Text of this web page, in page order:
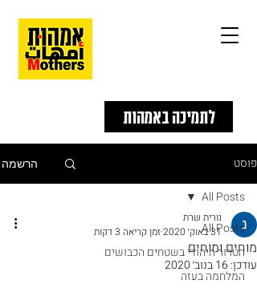
לתמיכה באמהות
פוסט הרשמה
All Posts
הטרור היהודי בשטחים הכבושים
המלחמה בעזה
All Posts
מוחים ומוחים
נורית שרת
31 באוק׳ 2020
זמן קריאה 3 דקות
עודכן: 16 בנוב׳ 2020